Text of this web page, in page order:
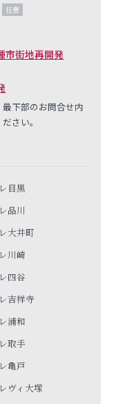
任意
市街地再開発
下部のお問合せ内
さい。
目黒
品川
大井町
川崎
四谷
吉祥寺
浦和
取手
亀戸
ヴィ大塚